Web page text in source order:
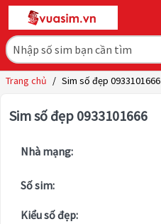
Trang chủ / Sim số đẹp 0933101666
Sim số đẹp 0933101666
Nhà mạng:
Số sim:
Kiểu số đẹp: